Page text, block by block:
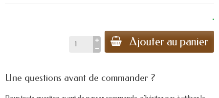
.
Ajouter au panier
Une questions avant de commander ?